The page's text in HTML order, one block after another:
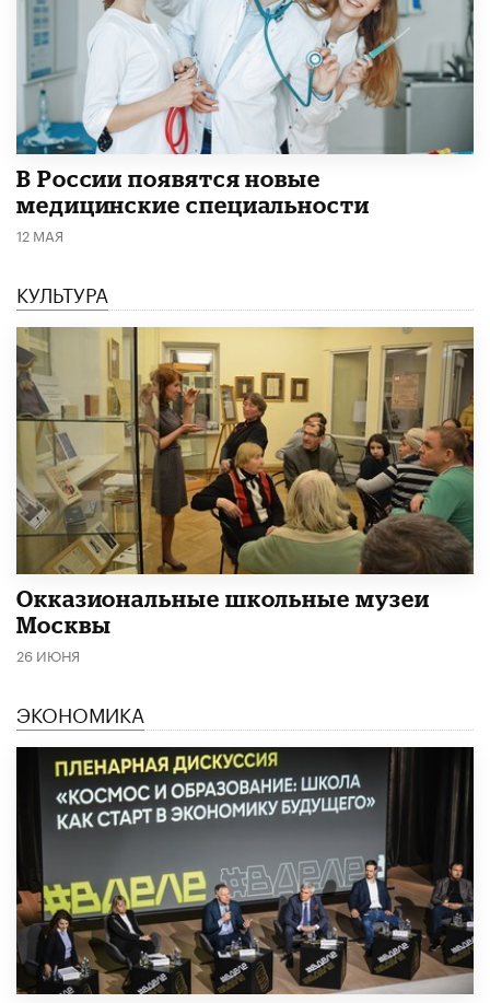
В России появятся новые
медицинские специальности
12 МАЯ
КУЛЬТУРА
​Окказиональные школьные музеи
Москвы
26 ИЮНЯ
ЭКОНОМИКА